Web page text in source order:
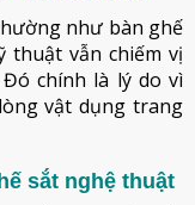
như bàn ghế
thuật vẫn chiếm vị
chính là lý do vì
vật dụng trang
sắt nghệ thuật